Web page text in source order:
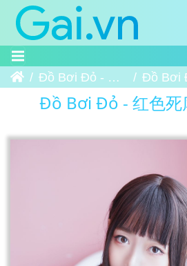
Trang chủĐồ Bơi Đỏ - 红色死库水 Đồ Bơi Đỏ - 红色
Đồ Bơi Đỏ - 红色死